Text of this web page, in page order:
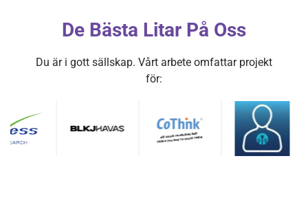
De Bästa Litar På Oss
Du är i gott sällskap. Vårt arbete omfattar projekt
för: